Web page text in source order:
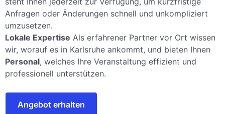
Anfragen oder Änderungen schnell und unkompliziert
umzusetzen.
Lokale Expertise Als erfahrener Partner vor Ort wissen
wir, worauf es in Karlsruhe ankommt, und bieten Ihnen
Personal, welches Ihre Veranstaltung effizient und
professionell unterstützen.
Angebot erhalten